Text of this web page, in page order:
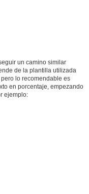
un camino similar
de la plantilla utilizada
lo recomendable es
en porcentaje, empezando
ejemplo: